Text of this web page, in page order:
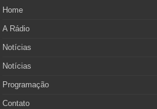
Home
A Rádio
Notícias
Notícias
Programação
Contato